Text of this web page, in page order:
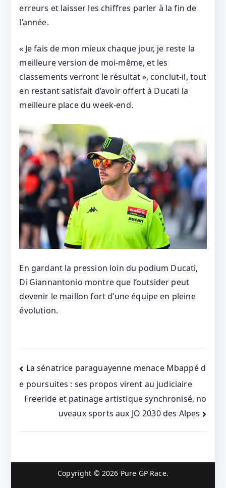
erreurs et laisser les chiffres parler à la fin de
l’année.
« Je fais de mon mieux chaque jour, je reste la
meilleure version de moi‑même, et les
classements verront le résultat », conclut-il, tout
en restant satisfait d’avoir offert à Ducati la
meilleure place du week‑end.
En gardant la pression loin du podium Ducati,
Di Giannantonio montre que l’outsider peut
devenir le maillon fort d’une équipe en pleine
évolution.
Post
navigation
La sénatrice paraguayenne menace Mbappé d
e poursuites : ses propos virent au judiciaire
Freeride et patinage artistique synchronisé, no
uveaux sports aux JO 2030 des Alpes
Copyright © 2026 Pure GP Race.